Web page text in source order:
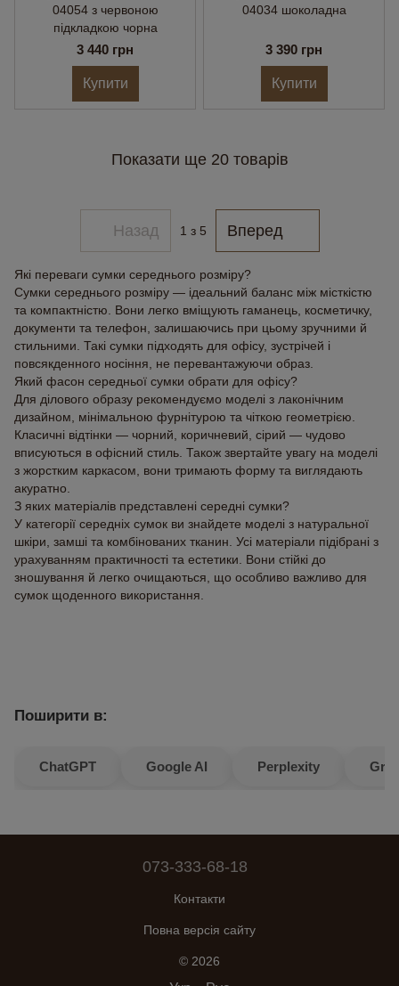
04054 з червоною
підкладкою чорна
3 440 грн
Купити
04034 шоколадна
3 390 грн
Купити
Показати ще 20 товарів
Назад 1 з 5 Вперед
Які переваги сумки середнього розміру?
Сумки середнього розміру — ідеальний баланс між місткістю
та компактністю. Вони легко вміщують гаманець, косметичку,
документи та телефон, залишаючись при цьому зручними й
стильними. Такі сумки підходять для офісу, зустрічей і
повсякденного носіння, не перевантажуючи образ.
Який фасон середньої сумки обрати для офісу?
Для ділового образу рекомендуємо моделі з лаконічним
дизайном, мінімальною фурнітурою та чіткою геометрією.
Класичні відтінки — чорний, коричневий, сірий — чудово
вписуються в офісний стиль. Також звертайте увагу на моделі
з жорстким каркасом, вони тримають форму та виглядають
акуратно.
З яких матеріалів представлені середні сумки?
У категорії середніх сумок ви знайдете моделі з натуральної
шкіри, замші та комбінованих тканин. Усі матеріали підібрані з
урахуванням практичності та естетики. Вони стійкі до
зношування й легко очищаються, що особливо важливо для
сумок щоденного використання.
Поширити в:
ChatGPT Google AI Perplexity
073-333-68-18
Контакти
Повна версія сайту
© 2026